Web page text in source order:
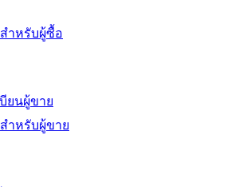
ำหรับผู้ซื้อ
ยนผู้ขาย
ำหรับผู้ขาย